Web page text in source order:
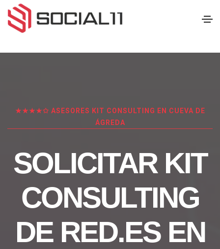
★★★★✩ ASESORES KIT CONSULTING EN CUEVA DE
ÁGREDA
SOLICITAR KIT
CONSULTING
DE RED.ES EN